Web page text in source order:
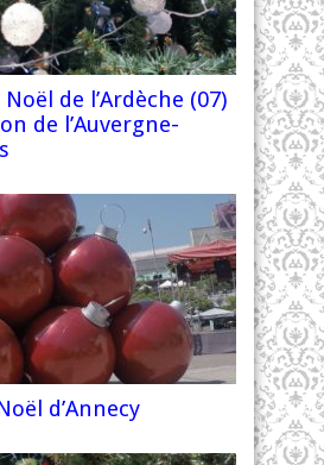
de l’Ardèche (07)
de l’Auvergne-
d’Annecy